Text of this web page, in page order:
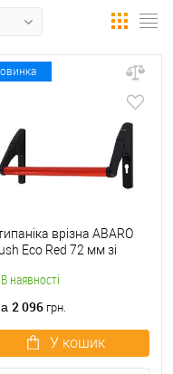
В наявності
врізна ABARO
Eco Red 72 мм зі
2 096 грн.
У кошик